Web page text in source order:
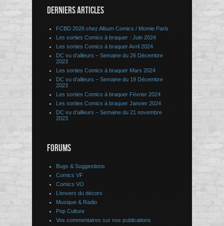
DERNIERS ARTICLES
FCBD 2026 chez Album Comics / Momie Paris
Les sorties Comics à braquer : Juin 2024
Les sorties Comics à braquer Avril 2024
DC vu d’ailleurs – Semaine du 26 Décembre
2023
Les sorties Comics à braquer Mars 2024
DC vu d’ailleurs – Semaine du 19 Décembre
2023
Les sorties Comics à braquer Février 2024
Les sorties Comics à braquer Janvier 2024
DC vu d’ailleurs – Semaine du 21 novembre
2023
FORUMS
Bugs & Suggestions
Comics VF
Comics VO
L’envers du décors
Musique & Radio
Pop Culture
Vos commentaires sur nos publications